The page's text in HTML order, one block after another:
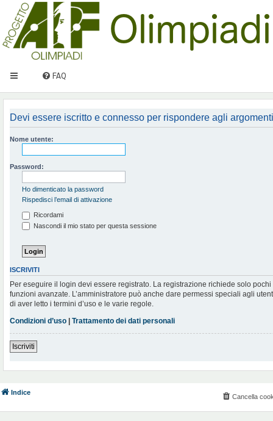
FAQ
Devi essere iscritto e connesso per rispondere agli
Nome utente:
Password:
Ho dimenticato la password
Rispedisci l’email di attivazione
Ricordami
Nascondi il mio stato per questa sessione
ISCRIVITI
Per eseguire il login devi essere registrato. La registrazione richiede solo
funzioni avanzate. L’amministratore può anche dare permessi speciali agli
di aver letto i termini d’uso e le varie regole.
Condizioni d’uso | Trattamento dei dati personali
Iscriviti
Indice
Cancella